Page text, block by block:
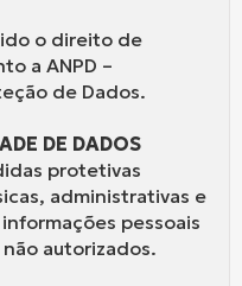
o direito de
a ANPD –
de Dados.
DE DADOS
protetivas
administrativas e
pessoais
autorizados.